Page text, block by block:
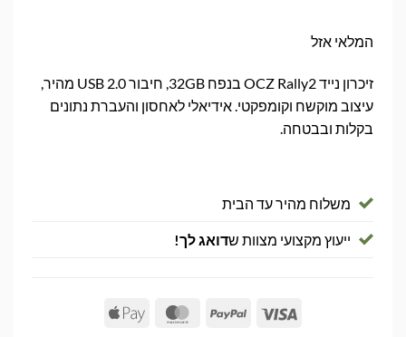
המלאי אזל
זיכרון נייד OCZ Rally2 בנפח 32GB, חיבור USB 2.0 מהיר,
עיצוב מוקשח וקומפקטי. אידיאלי לאחסון והעברת נתונים
בקלות ובבטחה.
משלוח מהיר עד הבית
ייעוץ מקצועי מצוות שדואג לך!
Visa
PayPal
MasterCard
Apple